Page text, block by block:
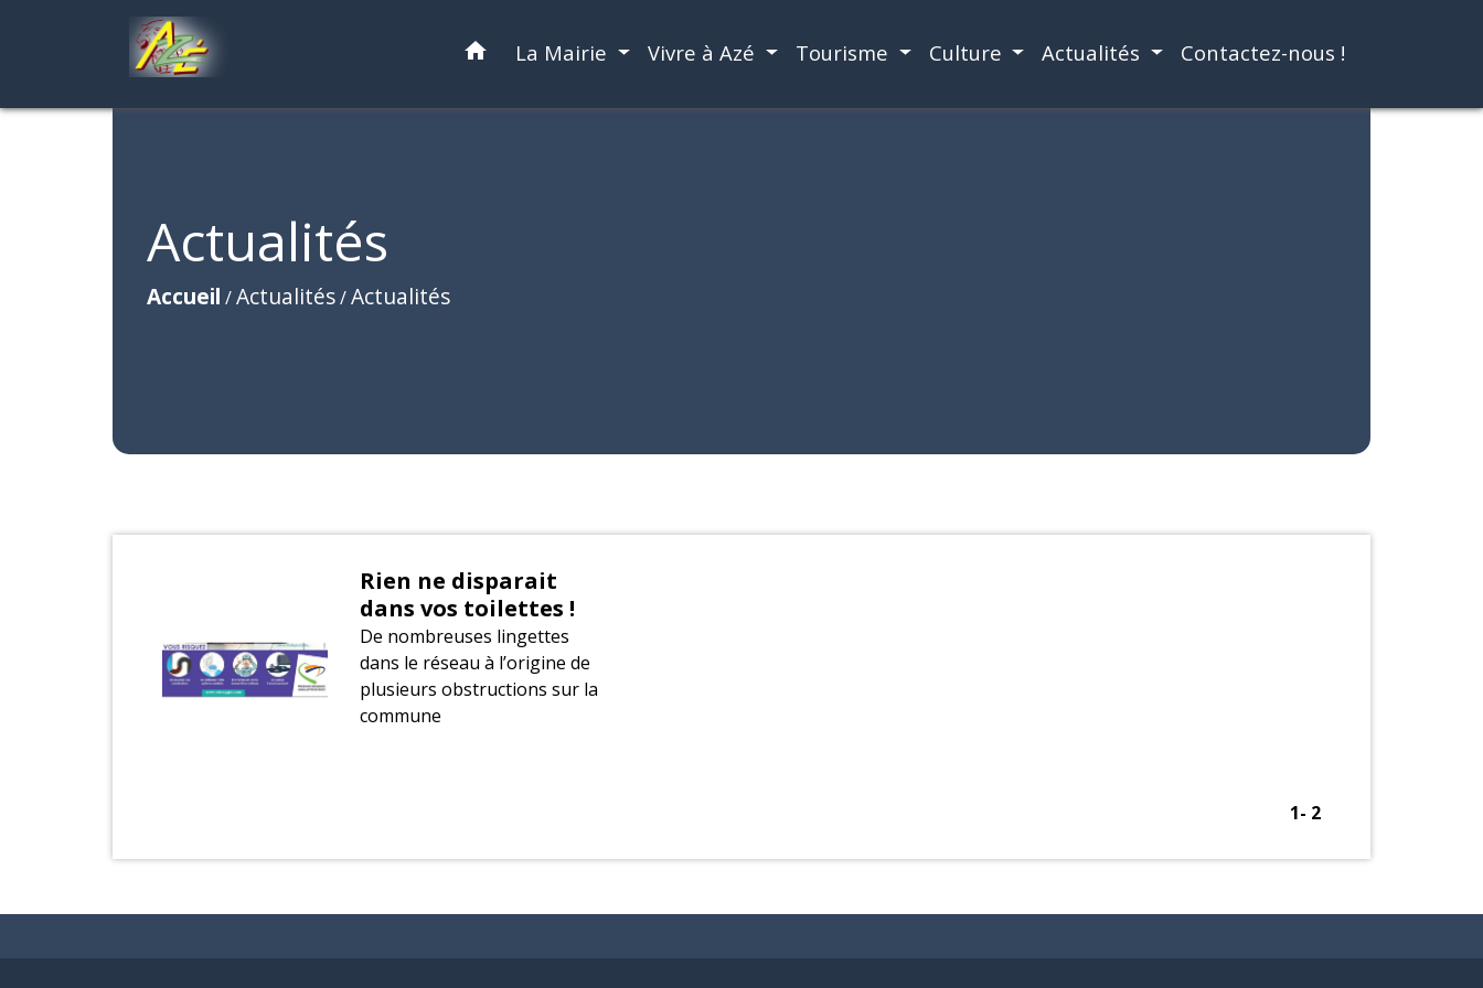
home La Mairie Vivre à Azé Tourisme Culture Actualités Contactez-nous !
Actualités
Accueil /Actualités/Actualités
Rien ne disparait
dans vos toilettes !
De nombreuses lingettes
dans le réseau à l’origine de
plusieurs obstructions sur la
commune
1- 2